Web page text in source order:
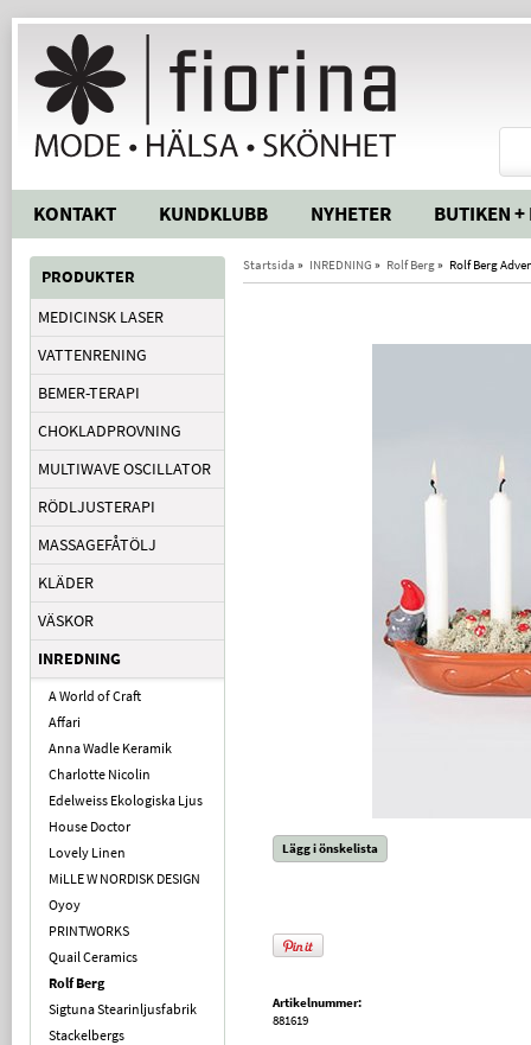
KONTAKT KUNDKLUBB NYHETER BUTIKEN +
PRODUKTER
MEDICINSK LASER
VATTENRENING
BEMER-TERAPI
CHOKLADPROVNING
MULTIWAVE OSCILLATOR
RÖDLJUSTERAPI
MASSAGEFÅTÖLJ
KLÄDER
VÄSKOR
INREDNING
A World of Craft
Affari
Anna Wadle Keramik
Charlotte Nicolin
Edelweiss Ekologiska Ljus
House Doctor
Lovely Linen
MiLLE W NORDISK DESIGN
Oyoy
PRINTWORKS
Quail Ceramics
Rolf Berg
Sigtuna Stearinljusfabrik
Stackelbergs
Startsida » INREDNING » Rolf Berg» Rolf Berg
Lägg i önskelista
Artikelnummer:
881619